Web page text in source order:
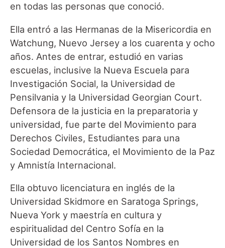
en todas las personas que conoció.
Ella entró a las Hermanas de la Misericordia en
Watchung, Nuevo Jersey a los cuarenta y ocho
años. Antes de entrar, estudió en varias
escuelas, inclusive la Nueva Escuela para
Investigación Social, la Universidad de
Pensilvania y la Universidad Georgian Court.
Defensora de la justicia en la preparatoria y
universidad, fue parte del Movimiento para
Derechos Civiles, Estudiantes para una
Sociedad Democrática, el Movimiento de la Paz
y Amnistía Internacional.
Ella obtuvo licenciatura en inglés de la
Universidad Skidmore en Saratoga Springs,
Nueva York y maestría en cultura y
espiritualidad del Centro Sofía en la
Universidad de los Santos Nombres en